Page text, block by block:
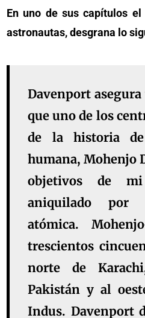
En uno de sus capítulos
astronautas, desgrana lo
Davenport
que uno de los
de la historia
humana, Mohenjo
objetivos de
aniquilado por
atómica.
trescientos
norte de
Pakistán y al
Indus. Davenport